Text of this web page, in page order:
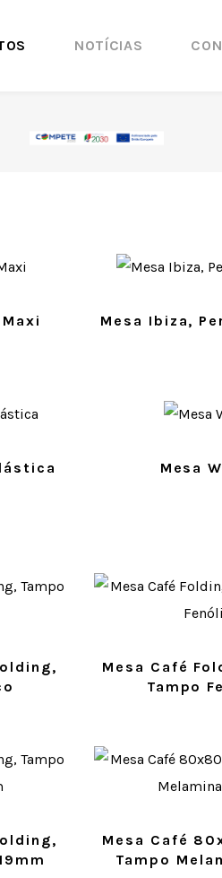
NOTÍCIAS
Mesa Ibiza,
Mesa
Mesa Café
Tampo
Mesa Café
Tampo